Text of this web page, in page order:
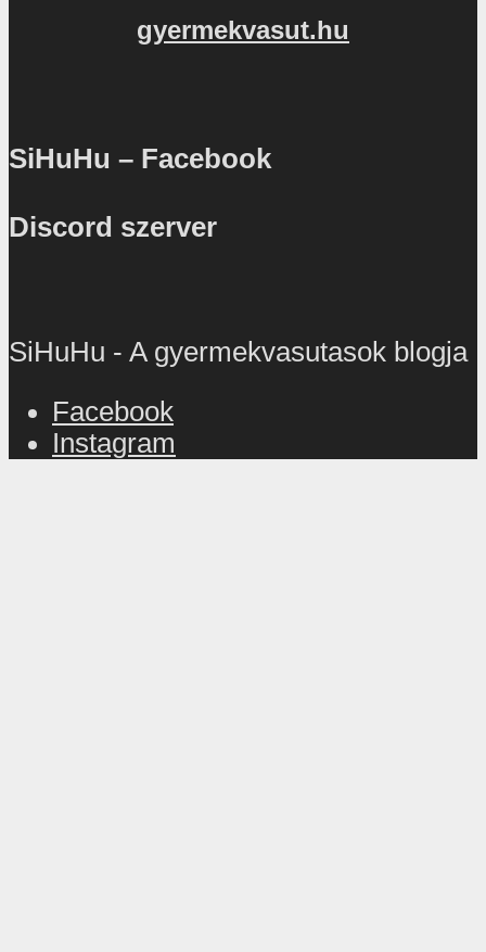
gyermekvasut.hu
SiHuHu – Facebook
Discord szerver
SiHuHu - A gyermekvasutasok blogja
Facebook
Instagram